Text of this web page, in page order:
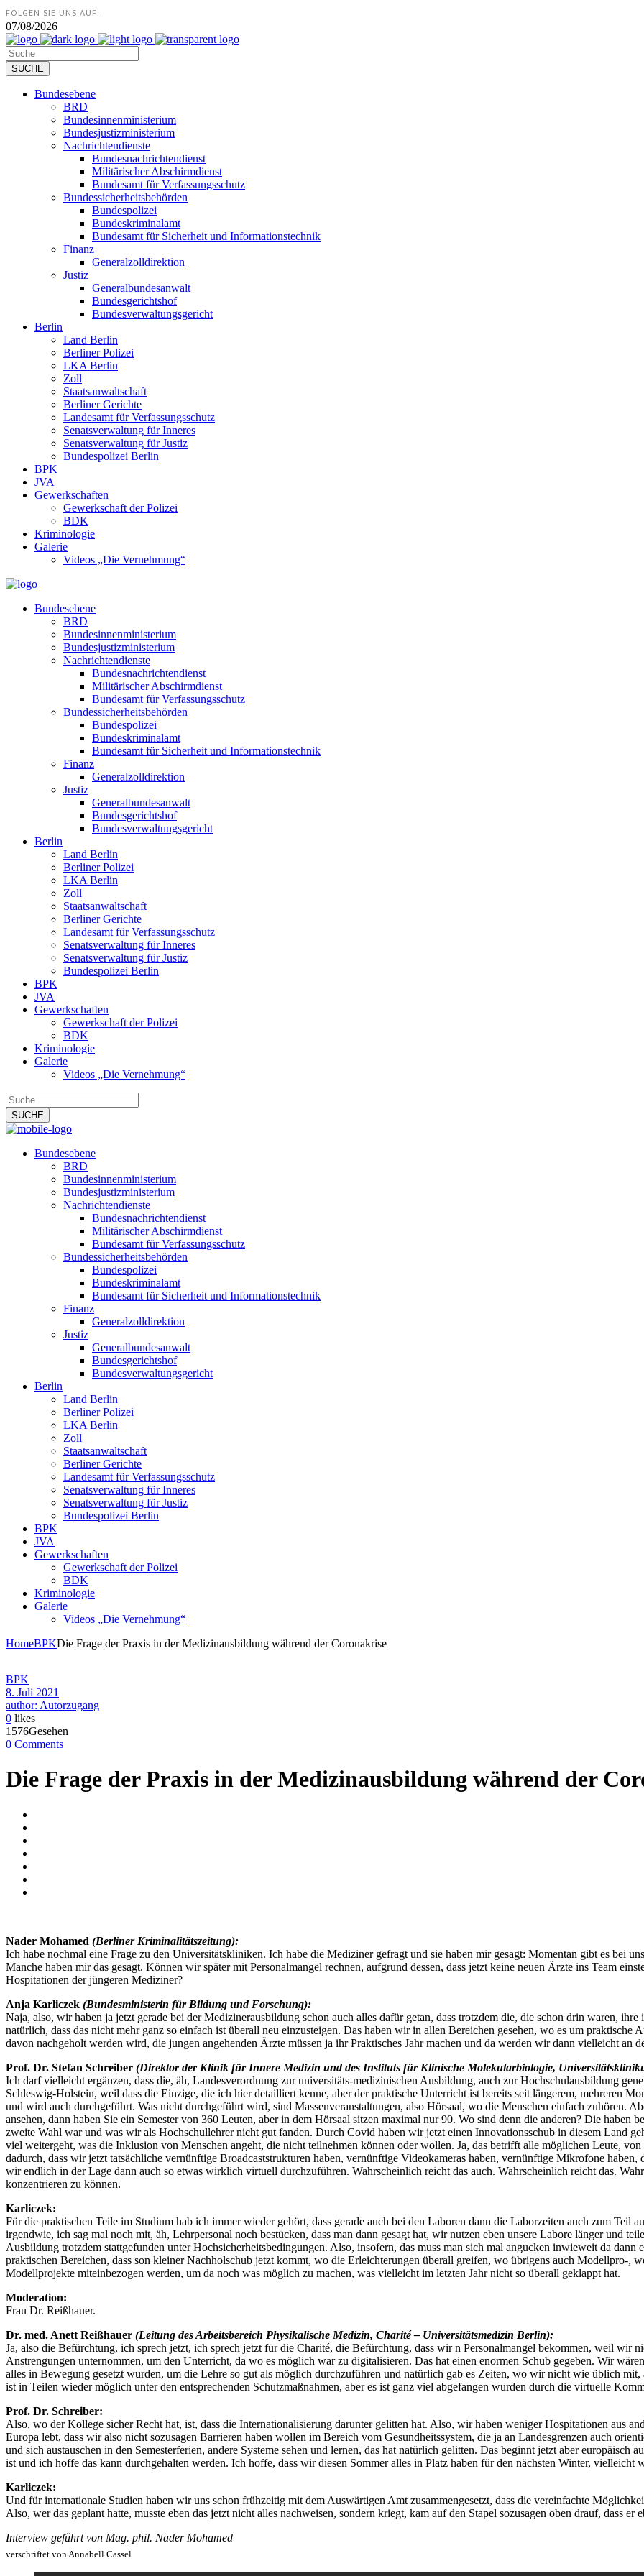
FOLGEN SIE UNS AUF:
07/08/2026
Bundesebene
BRD
Bundesinnenministerium
Bundesjustizministerium
Nachrichtendienste
Bundesnachrichtendienst
Militärischer Abschirmdienst
Bundesamt für Verfassungsschutz
Bundessicherheitsbehörden
Bundespolizei
Bundeskriminalamt
Bundesamt für Sicherheit und Informationstechnik
Finanz
Generalzolldirektion
Justiz
Generalbundesanwalt
Bundesgerichtshof
Bundesverwaltungsgericht
Berlin
Land Berlin
Berliner Polizei
LKA Berlin
Zoll
Staatsanwaltschaft
Berliner Gerichte
Landesamt für Verfassungsschutz
Senatsverwaltung für Inneres
Senatsverwaltung für Justiz
Bundespolizei Berlin
BPK
JVA
Gewerkschaften
Gewerkschaft der Polizei
BDK
Kriminologie
Galerie
Videos „Die Vernehmung“
Bundesebene
BRD
Bundesinnenministerium
Bundesjustizministerium
Nachrichtendienste
Bundesnachrichtendienst
Militärischer Abschirmdienst
Bundesamt für Verfassungsschutz
Bundessicherheitsbehörden
Bundespolizei
Bundeskriminalamt
Bundesamt für Sicherheit und Informationstechnik
Finanz
Generalzolldirektion
Justiz
Generalbundesanwalt
Bundesgerichtshof
Bundesverwaltungsgericht
Berlin
Land Berlin
Berliner Polizei
LKA Berlin
Zoll
Staatsanwaltschaft
Berliner Gerichte
Landesamt für Verfassungsschutz
Senatsverwaltung für Inneres
Senatsverwaltung für Justiz
Bundespolizei Berlin
BPK
JVA
Gewerkschaften
Gewerkschaft der Polizei
BDK
Kriminologie
Galerie
Videos „Die Vernehmung“
Bundesebene
BRD
Bundesinnenministerium
Bundesjustizministerium
Nachrichtendienste
Bundesnachrichtendienst
Militärischer Abschirmdienst
Bundesamt für Verfassungsschutz
Bundessicherheitsbehörden
Bundespolizei
Bundeskriminalamt
Bundesamt für Sicherheit und Informationstechnik
Finanz
Generalzolldirektion
Justiz
Generalbundesanwalt
Bundesgerichtshof
Bundesverwaltungsgericht
Berlin
Land Berlin
Berliner Polizei
LKA Berlin
Zoll
Staatsanwaltschaft
Berliner Gerichte
Landesamt für Verfassungsschutz
Senatsverwaltung für Inneres
Senatsverwaltung für Justiz
Bundespolizei Berlin
BPK
JVA
Gewerkschaften
Gewerkschaft der Polizei
BDK
Kriminologie
Galerie
Videos „Die Vernehmung“
HomeBPKDie Frage der Praxis in der Medizinausbildung während der Coronakrise
BPK
8. Juli 2021
author: Autorzugang
0 likes
1576Gesehen
0 Comments
Die Frage der Praxis in der Medizinausbildung während der
Nader Mohamed (Berliner Kriminalitätszeitung):
Ich habe nochmal eine Frage zu den Universitätskliniken. Ich habe die Mediziner gefragt und sie haben mir gesagt: Momentan gibt es bei
Manche haben mir das gesagt. Können wir später mit Personalmangel rechnen, aufgrund dessen, dass jetzt keine neuen Ärzte ins Team
Hospitationen der jüngeren Mediziner?
Anja Karliczek (Bundesministerin für Bildung und Forschung):
Naja, also, wir haben ja jetzt gerade bei der Medizinerausbildung schon auch alles dafür getan, dass trotzdem die, die schon drin waren,
natürlich, dass das nicht mehr ganz so einfach ist überall neu einzusteigen. Das haben wir in allen Bereichen gesehen, wo es um
davon nachgeholt werden wird, die jungen angehenden Ärzte müssen ja ihr Praktisches Jahr machen und da werden wir dann vielleicht an
Prof. Dr. Stefan Schreiber (Direktor der Klinik für Innere Medizin und des Instituts für Klinische Molekularbiologie,
Ich darf vielleicht ergänzen, dass die, äh, Landesverordnung zur universitäts-medizinischen Ausbildung, auch zur Hochschulausbildung
Schleswig-Holstein, weil dass die Einzige, die ich hier detailliert kenne, aber der praktische Unterricht ist bereits seit längerem, mehreren
und wird auch durchgeführt. Was nicht durchgeführt wird, sind Massenveranstaltungen, also Hörsaal, wo die Menschen einfach zuhören.
ansehen, dann haben Sie ein Semester von 360 Leuten, aber in dem Hörsaal sitzen maximal nur 90. Wo sind denn die anderen? Die haben
zweite Wahl war und was wir als Hochschullehrer nicht gut fanden. Durch Covid haben wir jetzt einen Innovationsschub in diesem Land
viel weitergeht, was die Inklusion von Menschen angeht, die nicht teilnehmen können oder wollen. Ja, das betrifft alle möglichen Leute,
dadurch, dass wir jetzt tatsächliche vernünftige Broadcaststrukturen haben, vernünftige Videokameras haben, vernünftige Mikrofone
wir endlich in der Lage dann auch so etwas wirklich virtuell durchzuführen. Wahrscheinlich reicht das auch. Wahrscheinlich reicht das.
konzentrieren zu können.
Karliczek:
Für die praktischen Teile im Studium hab ich immer wieder gehört, dass gerade auch bei den Laboren dann die Laborzeiten auch zum Teil
irgendwie, ich sag mal noch mit, äh, Lehrpersonal noch bestücken, dass man dann gesagt hat, wir nutzen eben unsere Labore länger und
Ausbildung trotzdem stattgefunden unter Hochsicherheitsbedingungen. Also, insofern, das muss man sich mal angucken inwieweit da dann
praktischen Bereichen, dass son kleiner Nachholschub jetzt kommt, wo die Erleichterungen überall greifen, wo übrigens auch Modellpro-,
Modellprojekte miteinbezogen werden, um da noch was möglich zu machen, was vielleicht im letzten Jahr nicht so überall geklappt hat.
Moderation:
Frau Dr. Reißhauer.
Dr. med. Anett Reißhauer (Leitung des Arbeitsbereich Physikalische Medizin, Charité – Universitätsmedizin Berlin):
Ja, also die Befürchtung, ich sprech jetzt, ich sprech jetzt für die Charité, die Befürchtung, dass wir n Personalmangel bekommen, weil wir
Anstrengungen unternommen, um den Unterricht, da wo es möglich war zu digitalisieren. Das hat einen enormen Schub gegeben. Wir
alles in Bewegung gesetzt wurden, um die Lehre so gut als möglich durchzuführen und natürlich gab es Zeiten, wo wir nicht wie üblich
ist in Teilen wieder möglich unter den entsprechenden Schutzmaßnahmen, aber es ist ganz viel abgefangen wurden durch die virtuelle
Prof. Dr. Schreiber:
Also, wo der Kollege sicher Recht hat, ist, dass die Internationalisierung darunter gelitten hat. Also, wir haben weniger Hospitationen aus
Europa lebt, dass wir also nicht sozusagen Barrieren haben wollen im Bereich vom Gesundheitssystem, die ja an Landesgrenzen auch
und sich austauschen in den Semesterferien, andere Systeme sehen und lernen, das hat natürlich gelitten. Das beginnt jetzt aber
ist und ich hoffe das kann durchgehalten werden. Ich hoffe, dass wir diesen Sommer alles in Platz haben für den nächsten Winter, vielleicht
Karliczek:
Und für internationale Studien haben wir uns schon frühzeitig mit dem Auswärtigen Amt zusammengesetzt, dass die vereinfachte
Also, wer das geplant hatte, musste eben das jetzt nicht alles nachweisen, sondern kriegt, kam auf den Stapel sozusagen oben drauf, dass
Interview geführt von Mag. phil. Nader Mohamed
verschriftet von Annabell Cassel